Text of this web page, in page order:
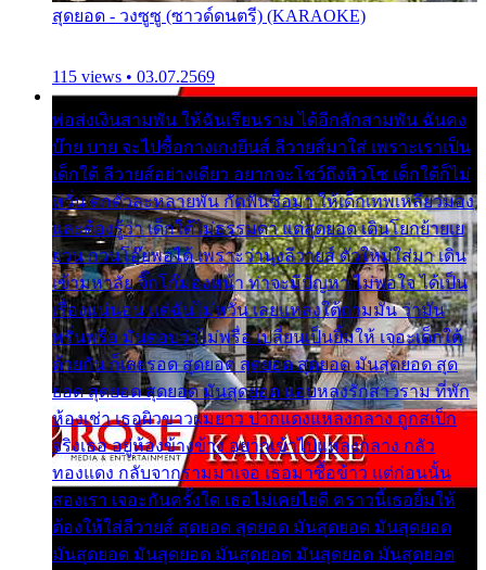
สุดยอด - วงซูซู (ซาวด์ดนตรี) (KARAOKE)
115 views • 03.07.2569
พ่อส่งเงินสามพัน ให้ฉันเรียนราม ได้อีกสักสามพัน ฉันคง
บ๊าย บาย จะไปซื้อกางเกงยีนส์ ลีวายส์มาใส่ เพราะเราเป็น
เด็กใต้ ลีวายส์อย่างเดียว อยากจะโชว์ถึงหิวโซ เด็กใต้ก็ไม่
หวั่น ตกตัวละหลายพัน กัดฟันซื้อมา ให้เด็กเทพเหลียวมอง
และต้องรู้ว่า เด็กใต้ไม่ธรรมดา แต่สุดยอด เดินโยกย้ายเย
ยวน กวนโอ๊ยพอได้ เพราะว่านุ่งลีวายส์ ตัวใหม่ใส่มา เดิน
เข้ามหาลัย จิ๊กโก๊มองหน้า ท่าจะมีปัญหา ไม่พอใจ ได้เป็น
เรื่องแน่นอน แต่ฉันไม่หวั่น เลยแหลงใต้ถามมัน ว่ามัน
พรั่นพรือ มันตอบว่าไม่พรื่อ เปลี่ยนเป็นยิ้มให้ เจอะเด็กใต้
ด้วยกัน ก็เลยรอด สุดยอด สุดยอด สุดยอด มันสุดยอด สุด
ยอด สุดยอด สุดยอด มันสุดยอด แอบหลงรักสาวราม ที่พัก
ห้องเช่า เธอผิวขาวผมยาว ปากแดงแหลงกลาง ถูกสเป็ก
จริงเธอ อยู่ห้องข้างข้าง อยากเข้าไปแหลงกลาง กลัว
ทองแดง กลับจากรามมาเจอ เธอมาซื้อข้าว แต่ก่อนนั้น
สองเรา เจอะกันครั้งใด เธอไม่เคยไยดี คราวนี้เธอยิ้มให้
ต้องให้ใส่ลีวายส์ สุดยอด สุดยอด มันสุดยอด มันสุดยอด
มันสุดยอด มันสุดยอด มันสุดยอด มันสุดยอด มันสุดยอด